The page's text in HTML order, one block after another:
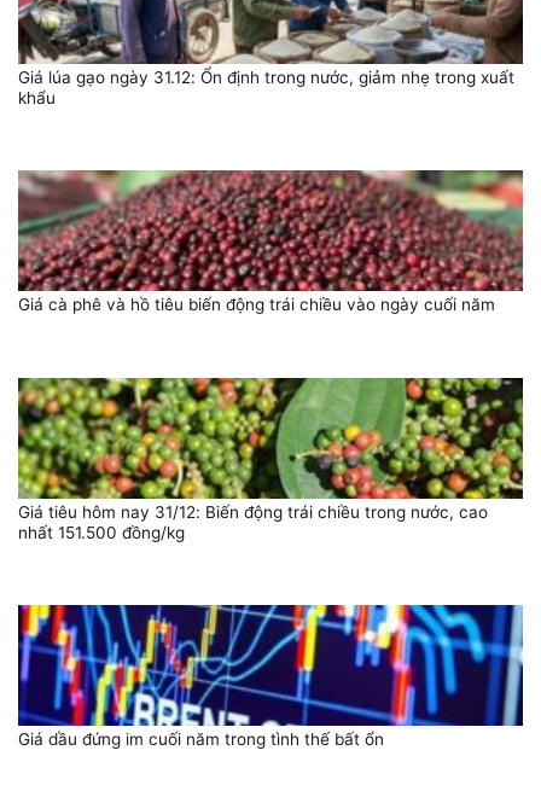
Giá lúa gạo ngày 31.12: Ổn định trong nước, giảm nhẹ trong xuất
khẩu
Giá cà phê và hồ tiêu biến động trái chiều vào ngày cuối năm
Giá tiêu hôm nay 31/12: Biến động trái chiều trong nước, cao
nhất 151.500 đồng/kg
Giá dầu đứng im cuối năm trong tình thế bất ổn